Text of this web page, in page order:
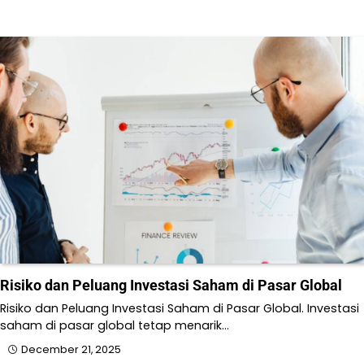
Risiko dan Peluang Investasi Saham di Pasar Global
Risiko dan Peluang Investasi Saham di Pasar Global. Investasi
saham di pasar global tetap menarik…
December 21, 2025